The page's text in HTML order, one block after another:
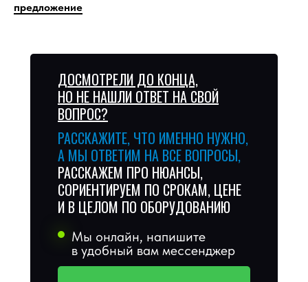
предложение
РАССКАЖИТЕ, ЧТО ИМЕННО НУЖНО,
А МЫ ОТВЕТИМ НА ВСЕ ВОПРОСЫ,
РАССКАЖЕМ ПРО НЮАНСЫ,
СОРИЕНТИРУЕМ ПО СРОКАМ, ЦЕНЕ
И В ЦЕЛОМ ПО ОБОРУДОВАНИЮ
ДОСМОТРЕЛИ ДО КОНЦА,
НО НЕ НАШЛИ ОТВЕТ НА СВОЙ
ВОПРОС?
Мы онлайн, напишите
в удобный вам мессенджер